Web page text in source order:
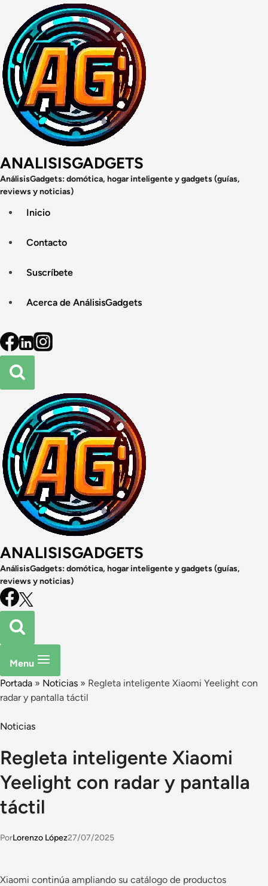
contenido
ANALISISGADGETS
AnálisisGadgets: domótica, hogar inteligente y gadgets (guías,
reviews y noticias)
Inicio
Contacto
Suscríbete
Acerca de AnálisisGadgets
ANALISISGADGETS
AnálisisGadgets: domótica, hogar inteligente y gadgets (guías,
reviews y noticias)
Menu
Portada » Noticias » Regleta inteligente Xiaomi Yeelight con
radar y pantalla táctil
Noticias
Regleta inteligente Xiaomi
Yeelight con radar y pantalla
táctil
PorLorenzo López27/07/2025
Xiaomi continúa ampliando su catálogo de productos